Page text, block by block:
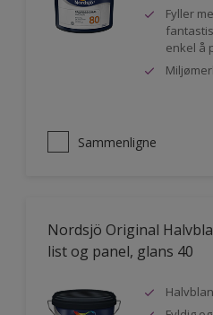
Fyller
enkel å
Sammenligne
Nordsjö Original
list og panel, glans 40